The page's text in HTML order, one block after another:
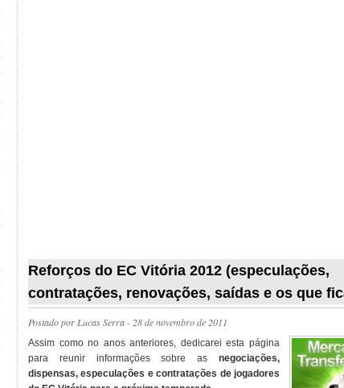
Reforços do EC Vitória 2012 (especulações,
contratações, renovações, saídas e os que
Postado porLucas Serra- 28 de novembro de 2011
Assim como no anos anteriores, dedicarei esta página
para reunir informações sobre as negociações,
dispensas, especulações e contratações de jogadores